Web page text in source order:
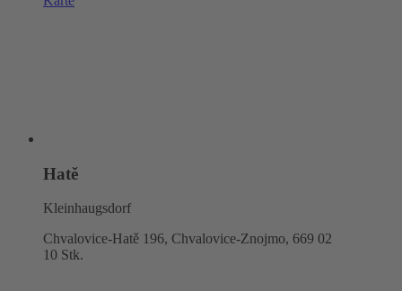
Hatě
Kleinhaugsdorf
Chvalovice-Hatě 196, Chvalovice-Znojmo, 669 02
10 Stk.